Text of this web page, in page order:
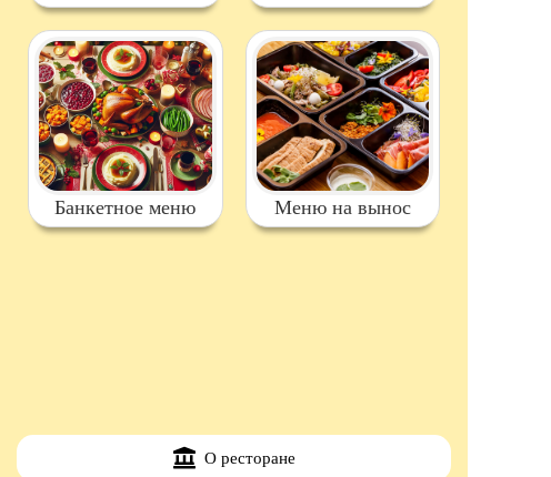
Банкетное меню Меню на вынос
О ресторане